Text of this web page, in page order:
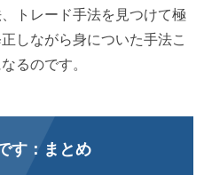
トレード手法を見つけて極
しながら身についた手法こ
るのです。
す：まとめ